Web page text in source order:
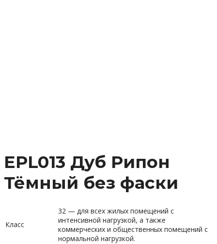
EPL013 Дуб Рипон
Тёмный без фаски
Класс
32 — для всех жилых помещений с
интенсивной нагрузкой, а также
коммерческих и общественных помещений с
нормальной нагрузкой.